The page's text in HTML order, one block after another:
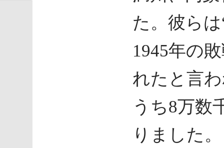
た。彼ら
1945年の
れたと言
うち8万数
りました。